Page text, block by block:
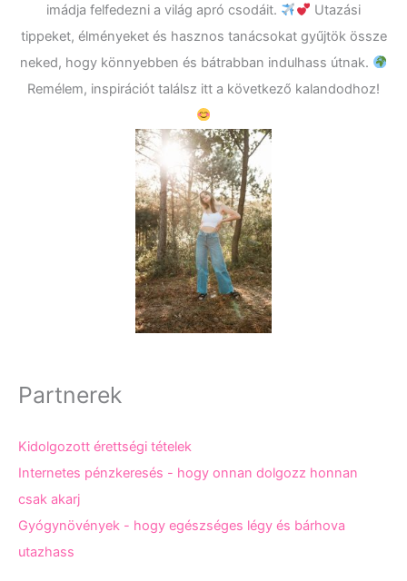
imádja felfedezni a világ apró csodáit.
Utazási
tippeket, élményeket és hasznos tanácsokat gyűjtök össze
neked, hogy könnyebben és bátrabban indulhass útnak.
Remélem, inspirációt találsz itt a következő kalandodhoz!
Partnerek
Kidolgozott érettségi tételek
Internetes pénzkeresés - hogy onnan dolgozz honnan
csak akarj
Gyógynövények - hogy egészséges légy és bárhova
utazhass